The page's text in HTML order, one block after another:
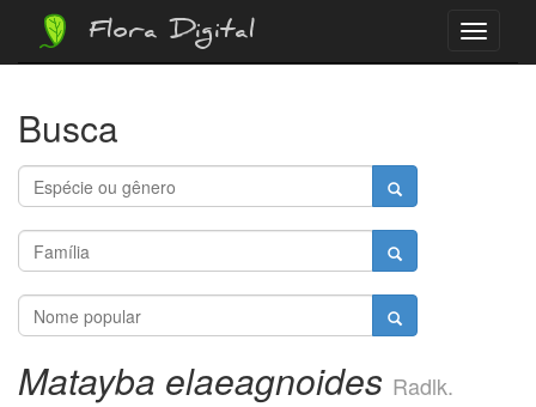
Menu
Flora Digital
Busca
Matayba elaeagnoides Radlk.